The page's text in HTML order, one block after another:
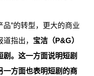
品”的转型，更大的商业
指出， 宝洁（P&G）
。这一方面说明短剧
一方面也表明短剧的商